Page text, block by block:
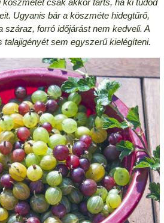
Ugyanis bár a köszméte hidegtűrő,
száraz, forró időjárást nem kedveli. A
talajigényét sem egyszerű kielégíteni.